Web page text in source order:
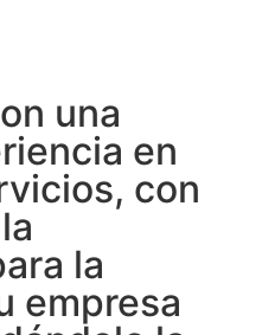
una
en
con
la
empresa